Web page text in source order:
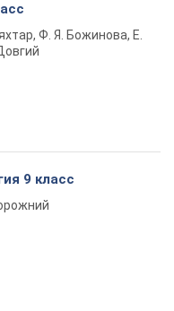
Ф. Я. Божинова, Е.
9 класс